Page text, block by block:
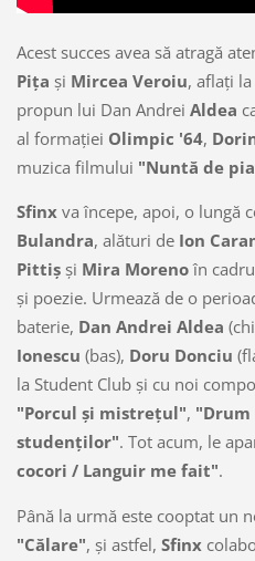
Acest succes avea să atragă
Piţa şi Mircea Veroiu, aflaţi
propun lui Dan Andrei Aldea
al formaţiei Olimpic '64,
muzica filmului "Nuntă de
Sfinxva începe, apoi, o lungă
Bulandra, alături de Ion
Pittişşi Mira Morenoîn
şi poezie. Urmează de o
baterie, Dan Andrei Aldea
Ionescu (bas), Doru Donciu
la Student Club şi cu noi
"Porcul şi mistreţul",
studenţilor". Tot acum, le
cocori / Languir me fait".
Până la urmă este cooptat un
"Călare", şi astfel, Sfinx